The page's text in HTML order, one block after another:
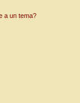
a un tema?